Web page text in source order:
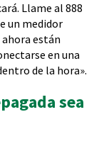
Llame al 888
un medidor
están
en una
de la hora».
sea